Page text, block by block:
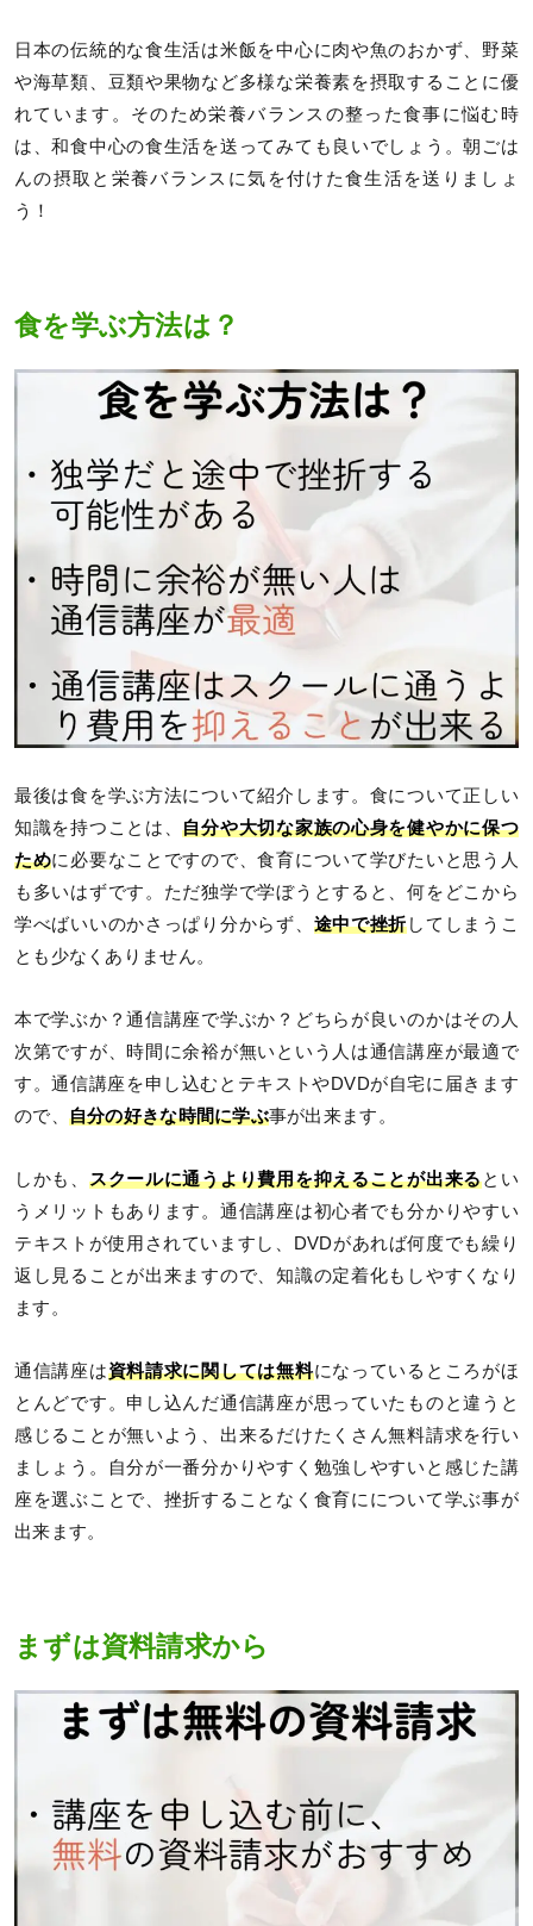
日本の伝統的な食生活は米飯を中心に肉や魚のおかず、野菜
や海草類、豆類や果物など多様な栄養素を摂取することに優
れています。そのため栄養バランスの整った食事に悩む時
は、和食中心の食生活を送ってみても良いでしょう。朝ごは
んの摂取と栄養バランスに気を付けた食生活を送りましょ
う！
食を学ぶ方法は？
最後は食を学ぶ方法について紹介します。食について正しい
知識を持つことは、自分や大切な家族の心身を健やかに保つ
ために必要なことですので、食育について学びたいと思う人
も多いはずです。ただ独学で学ぼうとすると、何をどこから
学べばいいのかさっぱり分からず、 途中で挫折してしまうこ
とも少なくありません。
本で学ぶか？通信講座で学ぶか？どちらが良いのかはその人
次第ですが、時間に余裕が無いという人は通信講座が最適で
す。通信講座を申し込むとテキストやDVDが自宅に届きます
ので、 自分の好きな時間に学ぶ事が出来ます。
しかも、 スクールに通うより費用を抑えることが出来るとい
うメリットもあります。通信講座は初心者でも分かりやすい
テキストが使用されていますし、DVDがあれば何度でも繰り
返し見ることが出来ますので、知識の定着化もしやすくなり
ます。
通信講座は資料請求に関しては無料になっているところがほ
とんどです。申し込んだ通信講座が思っていたものと違うと
感じることが無いよう、出来るだけたくさん無料請求を行い
ましょう。自分が一番分かりやすく勉強しやすいと感じた講
座を選ぶことで、挫折することなく食育にについて学ぶ事が
出来ます。
まずは資料請求から